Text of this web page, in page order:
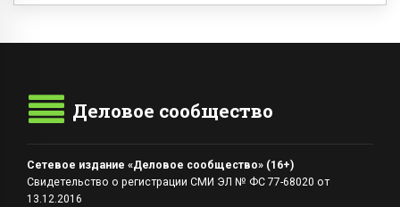
Деловое сообщество
Сетевое издание «Деловое сообщество» (16+)
Свидетельство о регистрации СМИ ЭЛ № ФС 77-68020 от
13.12.2016